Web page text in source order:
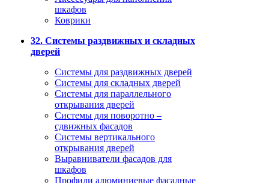
шкафов
Коврики
32. Системы раздвижных и складных
дверей
Системы для раздвижных дверей
Системы для складных дверей
Системы для параллельного
открывания дверей
Системы для поворотно –
сдвижных фасадов
Системы вертикального
открывания дверей
Выравниватели фасадов для
шкафов
Профили алюминиевые фасадные